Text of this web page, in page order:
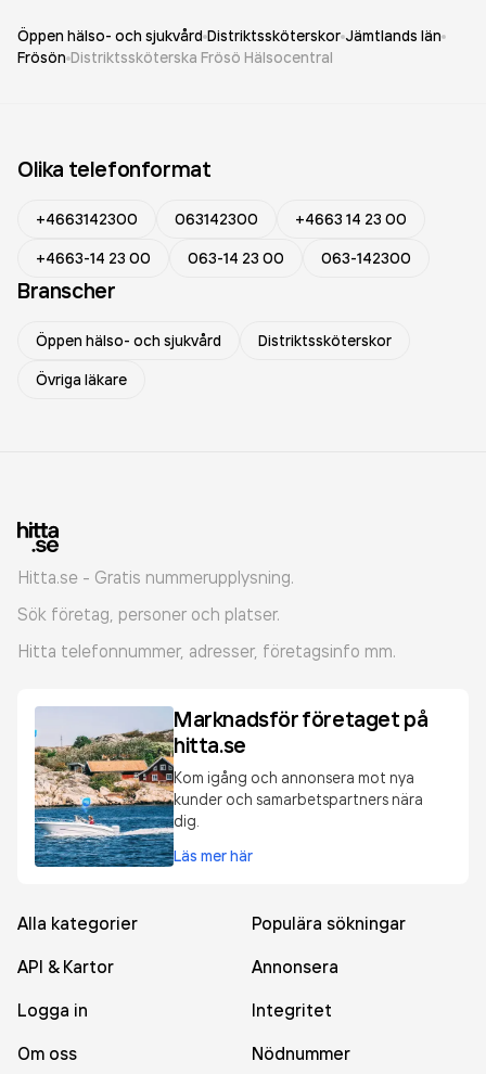
Öppen hälso- och sjukvård Distriktssköterskor Jämtlands län
Frösön Distriktssköterska Frösö Hälsocentral
Olika telefonformat
+4663142300 063142300
+4663 14 23 00
+4663-14 23 00
063-14 23 00 063-142300
Branscher
Öppen hälso- och sjukvård
Distriktssköterskor
Övriga läkare
Hitta.se - Gratis nummerupplysning.
Sök företag, personer och platser.
Hitta telefonnummer, adresser, företagsinfo mm.
Marknadsför företaget på
hitta.se
Kom igång och annonsera mot nya
kunder och samarbetspartners nära
dig.
Läs mer här
Alla kategorier
Populära sökningar
API & Kartor
Annonsera
Logga in
Integritet
Om oss
Nödnummer